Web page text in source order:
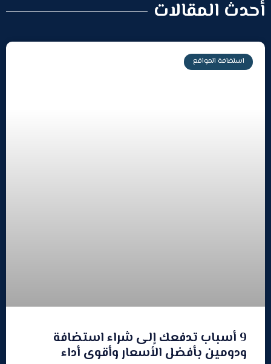
أحدث المقالات
استضافة المواقع
9 أسباب تدفعك إلى شراء استضافة
ودومين بأفضل الأسعار وأقوى أداء